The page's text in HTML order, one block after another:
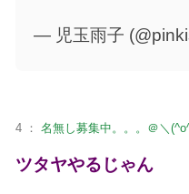
— 児玉雨子
4 ： 名無し募集中。。。＠＼
ツタヤやるじゃん